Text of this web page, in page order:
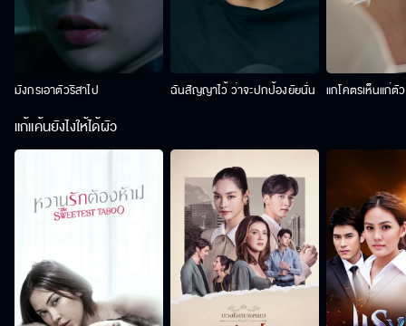
มังกรเอาตัวริสาไป ฉันสัญญาไว้ ว่าจะปกป้องยัยนั่น แกโคตรเห็นแก่ตั
แก้แค้นยังไงให้ได้ผัว